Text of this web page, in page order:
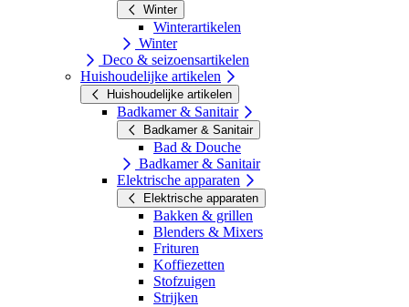
Winter
Winterartikelen
Winter
Deco & seizoensartikelen
Huishoudelijke artikelen
Huishoudelijke artikelen
Badkamer & Sanitair
Badkamer & Sanitair
Bad & Douche
Badkamer & Sanitair
Elektrische apparaten
Elektrische apparaten
Bakken & grillen
Blenders & Mixers
Frituren
Koffiezetten
Stofzuigen
Strijken